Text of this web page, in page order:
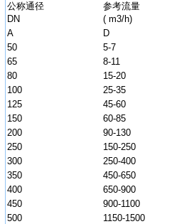
公称通径
DN
参考流量
( m3/h)
A
D
50
5-7
65
8-11
80
15-20
100
25-35
125
45-60
150
60-85
200
90-130
250
150-250
300
250-400
350
450-650
400
650-900
450
900-1100
500
1150-1500